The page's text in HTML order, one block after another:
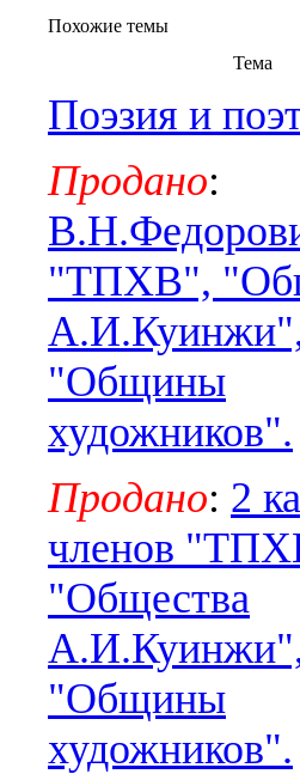
Похожие темы
Тема
Поэзия и
Продано:
"ТПХВ",
"Общины
художников".
Продано: 2
членов
"Общества
"Общины
художников".